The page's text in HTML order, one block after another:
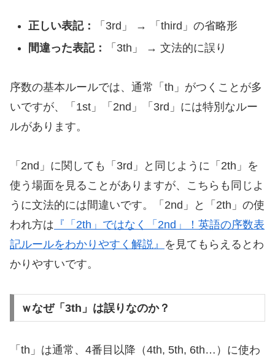
正しい表記：
「3rd」 → 「third」の省略形
間違った表記：
「3th」 → 文法的に誤り
序数の基本ルールでは、通常「th」がつくことが多
いですが、「1st」「2nd」「3rd」には特別なルー
ルがあります。
「2nd」に関しても「3rd」と同じように「2th」を
使う場面を見ることがありますが、こちらも同じよ
うに文法的には間違いです。「2nd」と「2th」の使
われ方は 『「2th」ではなく「2nd」！英語の序数表
記ルールをわかりやすく解説』 を見てもらえるとわ
かりやすいです。
ｗなぜ「3th」は誤りなのか？
「th」は通常、4番目以降（4th, 5th, 6th…）に使わ